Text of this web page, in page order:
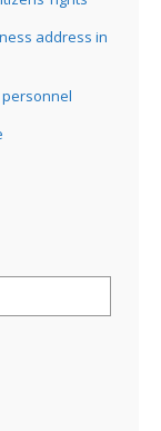
address in
personnel